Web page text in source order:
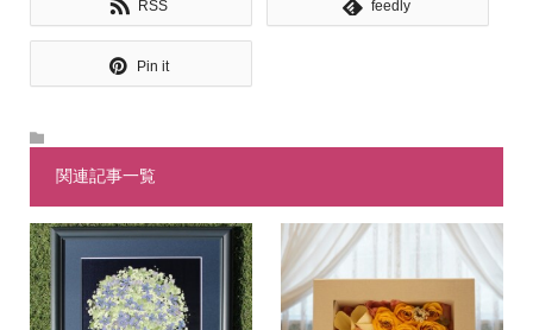
RSS feedly
Pin it
関連記事一覧